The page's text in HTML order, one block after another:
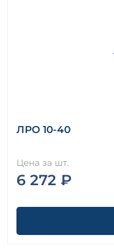
ЛРО 10-40
Цена за шт.
6 272 ₽